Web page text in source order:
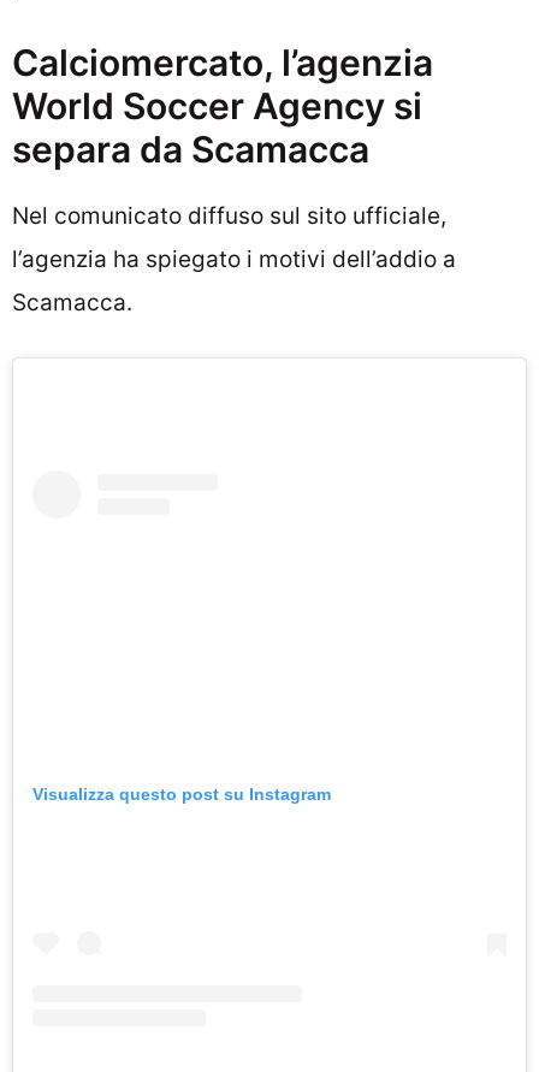
Calciomercato, l’agenzia
World Soccer Agency si
separa da Scamacca
Nel comunicato diffuso sul sito ufficiale,
l’agenzia ha spiegato i motivi dell’addio a
Scamacca.
Visualizza questo post su Instagram